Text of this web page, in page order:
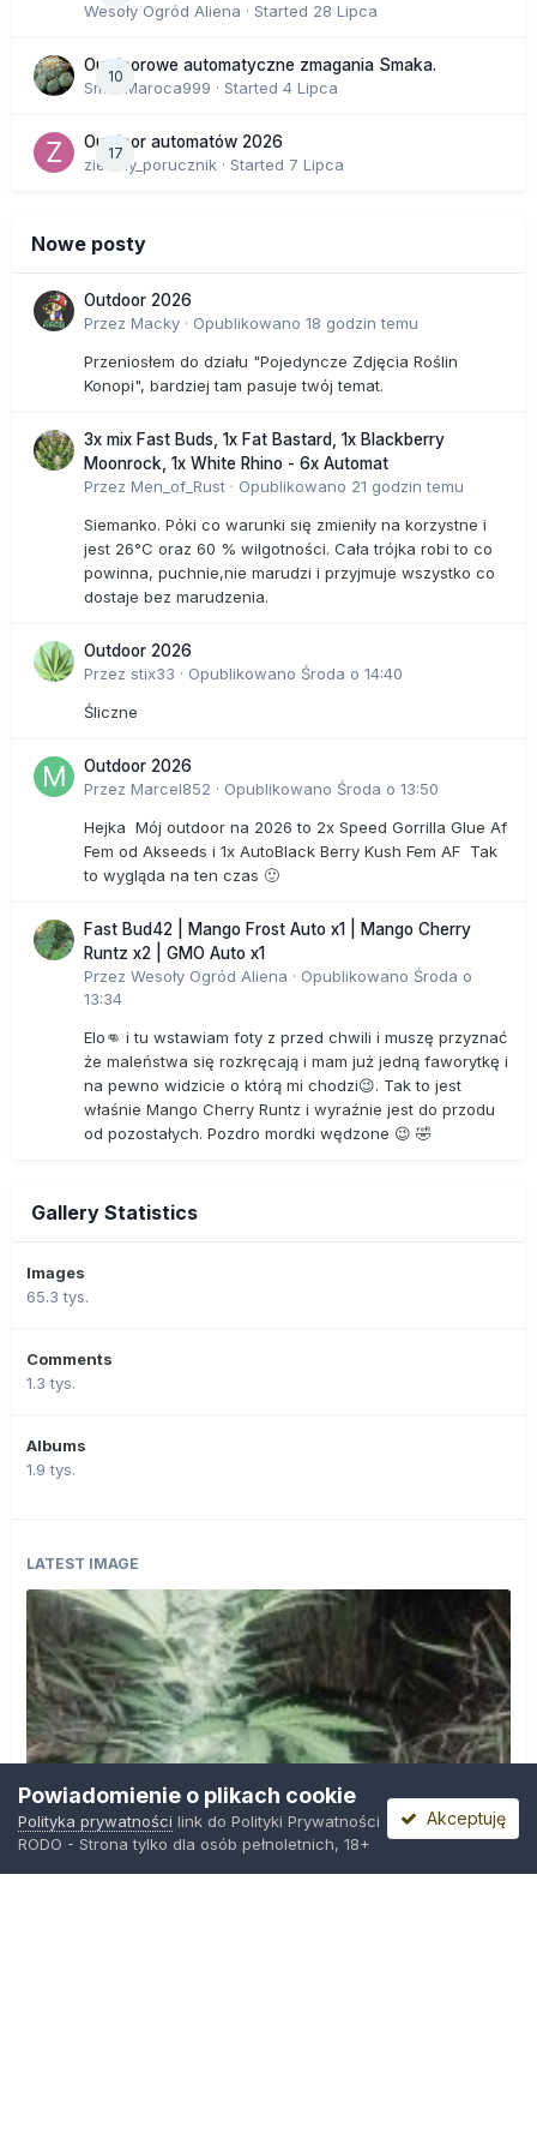
Wesoły Ogród Aliena · Started 28 Lipca
10
Outdoorowe automatyczne zmagania Smaka.
SmakMaroca999 · Started 4 Lipca
17
Outdoor automatów 2026
zielony_porucznik · Started 7 Lipca
Nowe posty
Outdoor 2026
Przez Macky · Opublikowano 18 godzin temu
Przeniosłem do działu "Pojedyncze Zdjęcia Roślin
Konopi", bardziej tam pasuje twój temat.
3x mix Fast Buds, 1x Fat Bastard, 1x Blackberry
Moonrock, 1x White Rhino - 6x Automat
Przez Men_of_Rust · Opublikowano 21 godzin temu
Siemanko. Póki co warunki się zmieniły na korzystne i
jest 26°C oraz 60 % wilgotności. Cała trójka robi to co
powinna, puchnie,nie marudzi i przyjmuje wszystko co
dostaje bez marudzenia.
Outdoor 2026
Przez stix33 · Opublikowano Środa o 14:40
Śliczne
Outdoor 2026
Przez Marcel852 · Opublikowano Środa o 13:50
Hejka Mój outdoor na 2026 to 2x Speed Gorrilla Glue Af
Fem od Akseeds i 1x AutoBlack Berry Kush Fem AF Tak
to wygląda na ten czas 🙂
Fast Bud42 | Mango Frost Auto x1 | Mango Cherry
Runtz x2 | GMO Auto x1
Przez Wesoły Ogród Aliena · Opublikowano Środa o
13:34
Elo👊 i tu wstawiam foty z przed chwili i muszę przyznać
że maleństwa się rozkręcają i mam już jedną faworytkę i
na pewno widzicie o którą mi chodzi😉. Tak to jest
właśnie Mango Cherry Runtz i wyraźnie jest do przodu
od pozostałych. Pozdro mordki wędzone 😉 🤣
Gallery Statistics
Images
65.3 tys.
Comments
1.3 tys.
Albums
1.9 tys.
LATEST IMAGE
Powiadomienie o plikach cookie
Polityka prywatności link do Polityki Prywatności
RODO - Strona tylko dla osób pełnoletnich, 18+
Akceptuję